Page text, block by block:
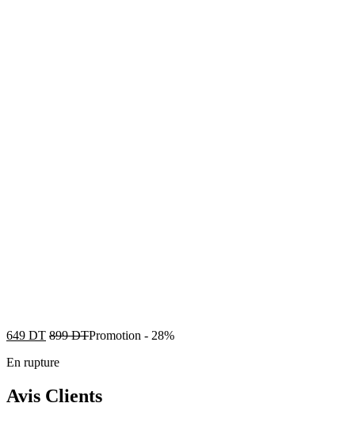
649 DT 899DTPromotion - 28%
En rupture
Avis Clients